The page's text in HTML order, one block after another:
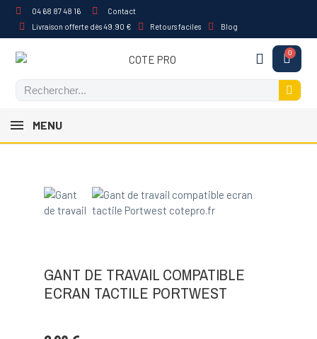
04 68 87 48 16
Contact
Livraison offerte dès 49.90 €
Retours faciles Blog
MENU
GANT DE TRAVAIL COMPATIBLE
ECRAN TACTILE PORTWEST